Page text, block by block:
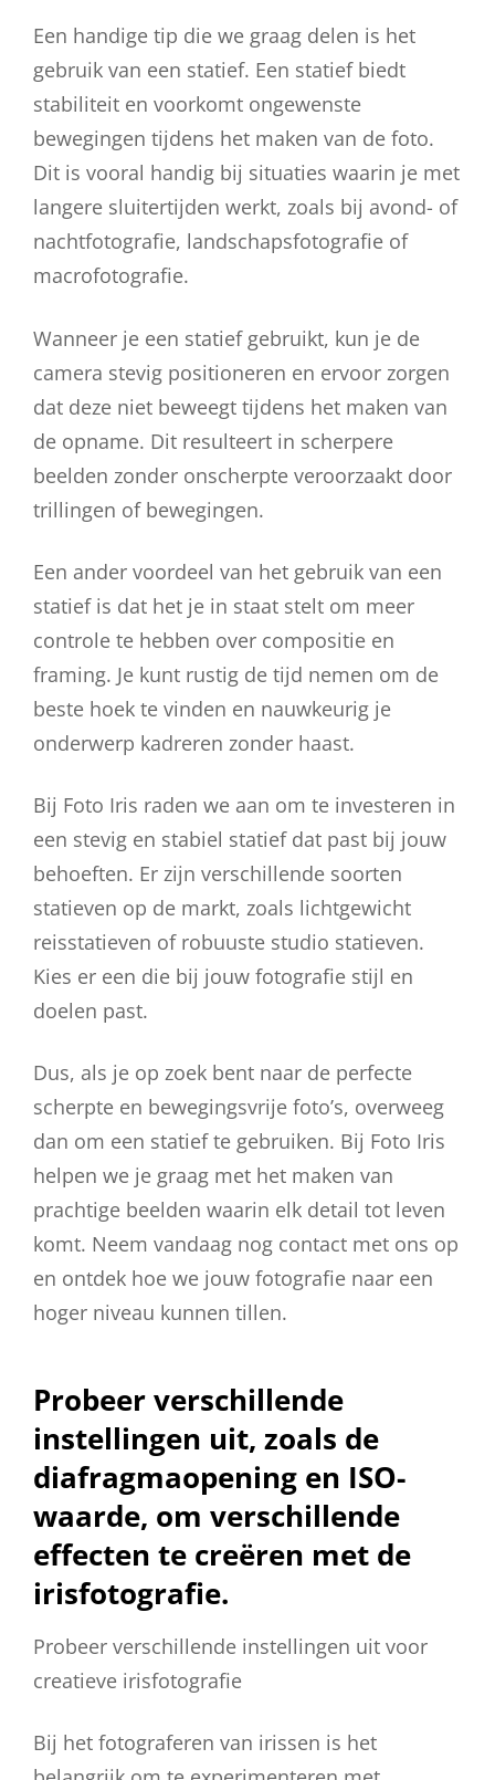
Een handige tip die we graag delen is het
gebruik van een statief. Een statief biedt
stabiliteit en voorkomt ongewenste
bewegingen tijdens het maken van de foto.
Dit is vooral handig bij situaties waarin je met
langere sluitertijden werkt, zoals bij avond- of
nachtfotografie, landschapsfotografie of
macrofotografie.
Wanneer je een statief gebruikt, kun je de
camera stevig positioneren en ervoor zorgen
dat deze niet beweegt tijdens het maken van
de opname. Dit resulteert in scherpere
beelden zonder onscherpte veroorzaakt door
trillingen of bewegingen.
Een ander voordeel van het gebruik van een
statief is dat het je in staat stelt om meer
controle te hebben over compositie en
framing. Je kunt rustig de tijd nemen om de
beste hoek te vinden en nauwkeurig je
onderwerp kadreren zonder haast.
Bij Foto Iris raden we aan om te investeren in
een stevig en stabiel statief dat past bij jouw
behoeften. Er zijn verschillende soorten
statieven op de markt, zoals lichtgewicht
reisstatieven of robuuste studio statieven.
Kies er een die bij jouw fotografie stijl en
doelen past.
Dus, als je op zoek bent naar de perfecte
scherpte en bewegingsvrije foto’s, overweeg
dan om een statief te gebruiken. Bij Foto Iris
helpen we je graag met het maken van
prachtige beelden waarin elk detail tot leven
komt. Neem vandaag nog contact met ons op
en ontdek hoe we jouw fotografie naar een
hoger niveau kunnen tillen.
Probeer verschillende
instellingen uit, zoals de
diafragmaopening en ISO-
waarde, om verschillende
effecten te creëren met de
irisfotografie.
Probeer verschillende instellingen uit voor
creatieve irisfotografie
Bij het fotograferen van irissen is het